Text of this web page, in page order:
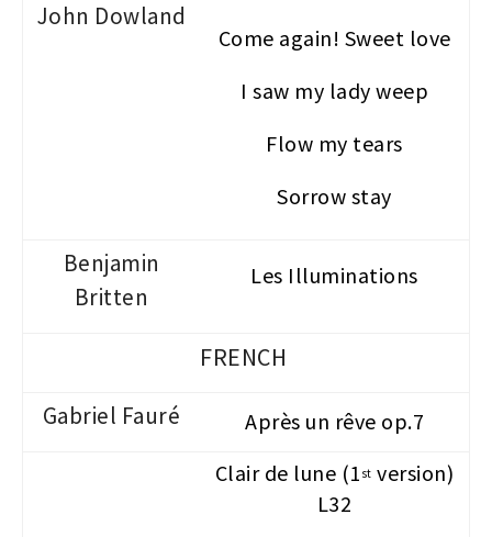
John Dowland
Come again! Sweet love
I saw my lady weep
Flow my tears
Sorrow stay
Benjamin
Britten
Les Illuminations
FRENCH
Gabriel Fauré Après un rêve op.7
Clair de lune (1 st version)
L32